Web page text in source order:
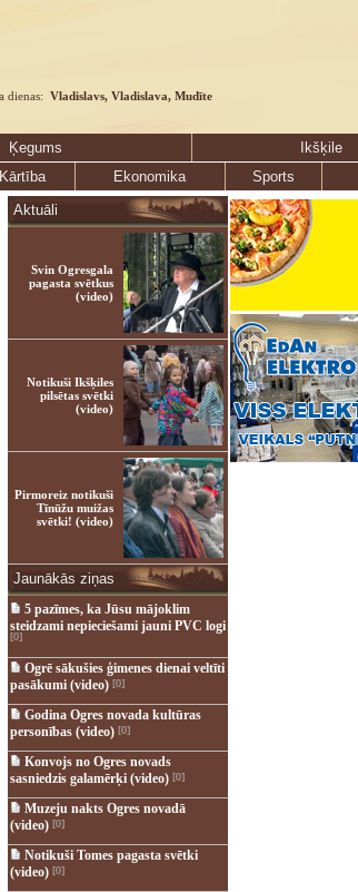
dienas: Vladislavs, Vladislava, Mudīte
Ķegums
Ikšķile
Kārtība Ekonomika Sports
Aktuāli
Svin Ogresgala
pagasta svētkus
(video)
Notikuši Ikšķiles
pilsētas svētki
(video)
Pirmoreiz notikuši
Tīnūžu muižas
svētki! (video)
Jaunākās ziņas
5 pazīmes, ka Jūsu mājoklim
steidzami nepieciešami jauni PVC logi
[0]
Ogrē sākušies ģimenes dienai veltīti
pasākumi (video)[0]
Godina Ogres novada kultūras
personības (video)[0]
Konvojs no Ogres novads
sasniedzis galamērķi (video)[0]
Muzeju nakts Ogres novadā
(video)[0]
Notikuši Tomes pagasta svētki
(video)[0]